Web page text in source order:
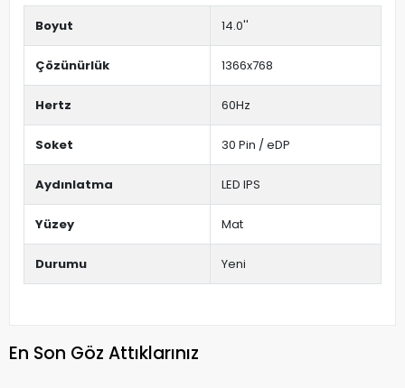
Boyut 14.0''
Çözünürlük 1366x768
Hertz 60Hz
Soket 30 Pin / eDP
Aydınlatma LED IPS
Yüzey Mat
Durumu Yeni
En Son Göz Attıklarınız